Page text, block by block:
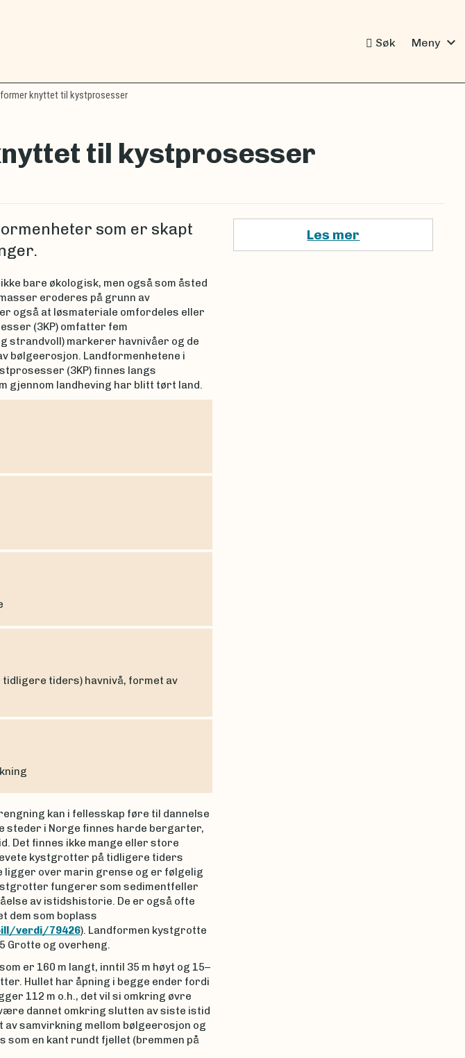
Søk Meny expand_more
knyttet til kystprosesser
til kystprosesser
som er skapt
bare økologisk, men også som åsted
eroderes på grunn av
også at løsmateriale omfordeles eller
(3KP) omfatter fem
strandvoll) markerer havnivåer og de
bølgeerosjon. Landformenhetene i
(3KP) finnes langs
gjennom landheving har blitt tørt land.
tiders) havnivå, formet av
kan i fellesskap føre til dannelse
steder i Norge finnes harde bergarter,
Det finnes ikke mange eller store
kystgrotter på tidligere tiders
ligger over marin grense og er følgelig
fungerer som sedimentfeller
av istidshistorie. De er også ofte
dem som boplass
verdi/79426). Landformen kystgrotte
Grotte og overheng.
er 160 m langt, inntil 35 m høyt og 15–
Hullet har åpning i begge ender fordi
112 m o.h., det vil si omkring øvre
dannet omkring slutten av siste istid
samvirkning mellom bølgeerosjon og
en kant rundt fjellet (bremmen på
Les mer